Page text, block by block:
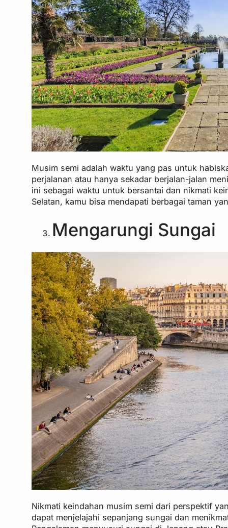
Musim semi adalah waktu yang pas untuk
perjalanan atau hanya sekadar berjalan-jalan
ini sebagai waktu untuk bersantai dan nikmati
Selatan, kamu bisa mendapati berbagai taman
Mengarungi Sungai
Nikmati keindahan musim semi dari perspektif
dapat menjelajahi sepanjang sungai dan